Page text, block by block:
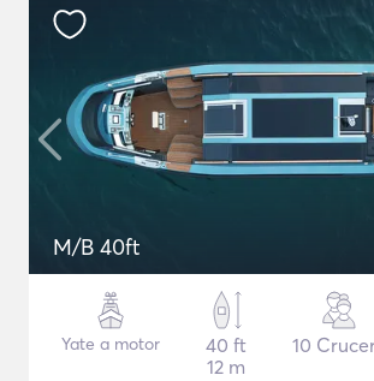
M/B 40ft
Yate a motor
40 ft
12 m
10